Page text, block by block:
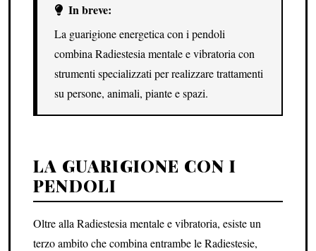
In breve:
La guarigione energetica con i pendoli
combina Radiestesia mentale e vibratoria con
strumenti specializzati per realizzare trattamenti
su persone, animali, piante e spazi.
LA GUARIGIONE CON I
PENDOLI
Oltre alla Radiestesia mentale e vibratoria, esiste un
terzo ambito che combina entrambe le Radiestesie,